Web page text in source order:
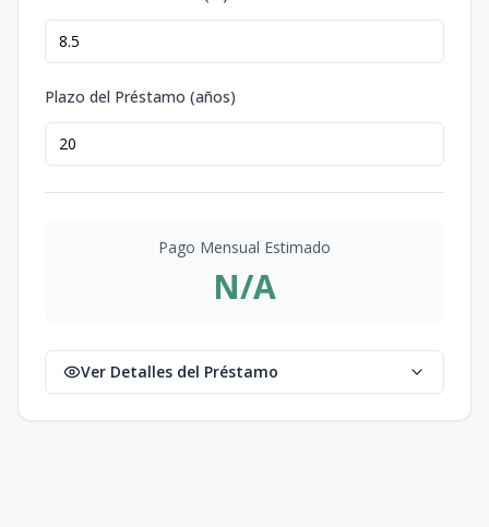
Plazo del Préstamo (años)
Pago Mensual Estimado
N/A
Ver Detalles del Préstamo